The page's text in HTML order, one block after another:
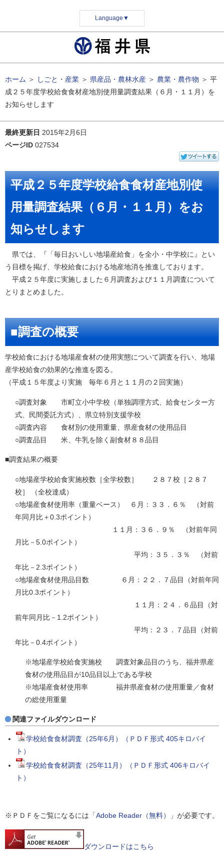
Language ▼
ホーム ＞ しごと・産業 ＞ 県産品・農林水産 ＞ 農業・農作物 ＞ 平
成２５年度学校給食食材産地別使用量調査結果（６月・１１月）を
お知らせします
最終更新日 2015年2月6日
ページID 027534
平成２５年度学校給食食材産地別使
用量調査結果（６月・１１月）をお
知らせします
県では、『「毎日おいしい地場産給食」を全小・中学校に』とい
う目標を掲げ、学校給食における地産地消を推進しております。
平成２５年度に実施しました６月調査および１１月調査について
とりまとめました。
■調査の概要
学校給食における地場産食材の使用実態について調査を行い、地場
産学校給食の効果的な推進を図る。
（平成１５年度より実施 毎年６月と１１月の２回実施）
○調査対象 市町立小中学校（単独調理方式、給食センター方
式、民間委託方式）、県立特別支援学校
○調査内容 食材別の使用重量、県産食材の使用品目
○調査品目 米、牛乳を除く副食材８８品目
■調査結果の概要
○地場産学校給食実施校数［全学校数］ ２８７校［２８７
校］
（全校達成）
○地場産食材使用率（重量ベース） ６月：３３．６％ （対前
年同月比＋0.3ポイント）
１１月：３６．９％ （対前年同
月比－5.0ポイント）
平均：３５．３％ （対前
年比－2.3ポイント）
○地場産食材使用品目数 ６月：２２．７品目（対前年同
月比0.3ポイント）
１１月：２４．６品目（対
前年同月比－1.2ポイント）
平均：２３．７品目（対前
年比－0.4ポイント）
※地場産学校給食実施校 調査対象品目のうち、福井県産
食材の使用品目が10品目以上である学校
※地場産食材使用率 福井県産食材の使用重量／食材
の総使用重量
関連ファイルダウンロード
学校給食食材調査（25年6月）（ＰＤＦ形式 405キロバイ
ト）
学校給食食材調査（25年11月）（ＰＤＦ形式 406キロバイ
ト）
※ＰＤＦをご覧になるには「Adobe Reader（無料） 」が必要です。
ダウンロードはこちら